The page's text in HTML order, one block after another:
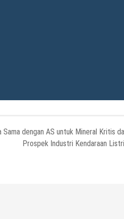
Sama dengan AS untuk Mineral Kritis
Prospek Industri Kendaraan